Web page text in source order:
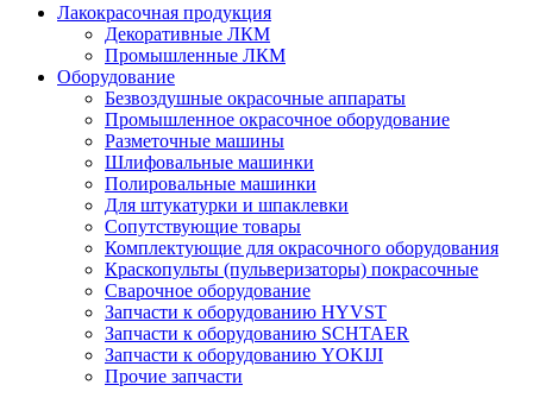
Лакокрасочная продукция
Декоративные ЛКМ
Промышленные ЛКМ
Оборудование
Безвоздушные окрасочные аппараты
Промышленное окрасочное оборудование
Разметочные машины
Шлифовальные машинки
Полировальные машинки
Для штукатурки и шпаклевки
Сопутствующие товары
Комплектующие для окрасочного оборудования
Краскопульты (пульверизаторы) покрасочные
Сварочное оборудование
Запчасти к оборудованию HYVST
Запчасти к оборудованию SCHTAER
Запчасти к оборудованию YOKIJI
Прочие запчасти